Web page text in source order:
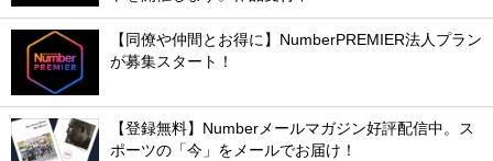
【同僚や仲間とお得に】NumberPREMIER法人プラン
が募集スタート！
【登録無料】Numberメールマガジン好評配信中。ス
ポーツの「今」をメールでお届け！